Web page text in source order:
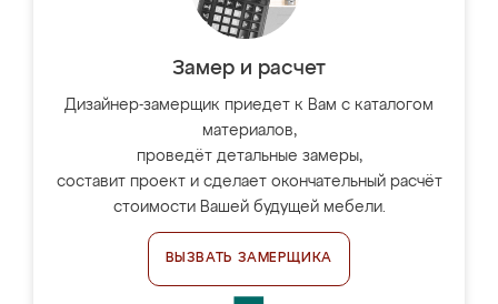
Замер и расчет
Дизайнер-замерщик приедет к Вам с каталогом
материалов,
проведёт детальные замеры,
составит проект и сделает окончательный расчёт
стоимости Вашей будущей мебели.
ВЫЗВАТЬ ЗАМЕРЩИКА